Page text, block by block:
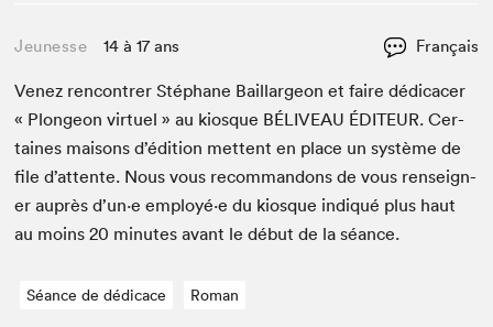
Jeunesse 14 à 17 ans Français
Venez ren­con­tr­er Stéphane Bail­largeon et faire dédi­cac­er
« Plon­geon virtuel » au kiosque BÉLIVEAU ÉDI­TEUR. Cer­
taines maisons d’édi­tion met­tent en place un sys­tème de
file d’at­tente. Nous vous recom­man­dons de vous ren­seign­
er auprès d’un·e employé·e du kiosque indiqué plus haut
au moins20 min­utes avant le début de la séance.
Séance de dédicace Roman